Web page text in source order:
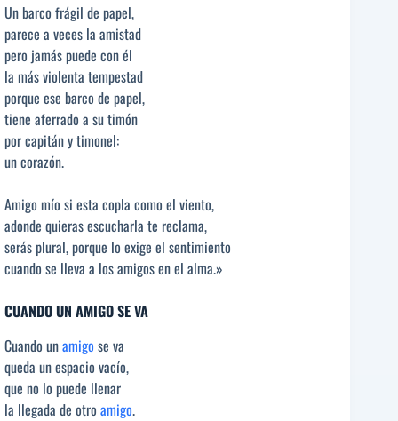
Un barco frágil de papel,
parece a veces la amistad
pero jamás puede con él
la más violenta tempestad
porque ese barco de papel,
tiene aferrado a su timón
por capitán y timonel:
un corazón.
Amigo mío si esta copla como el viento,
adonde quieras escucharla te reclama,
serás plural, porque lo exige el sentimiento
cuando se lleva a los amigos en el alma.»
CUANDO UN AMIGO SE VA
Cuando unamigo se va
queda un espacio vacío,
que no lo puede llenar
la llegada de otro amigo.